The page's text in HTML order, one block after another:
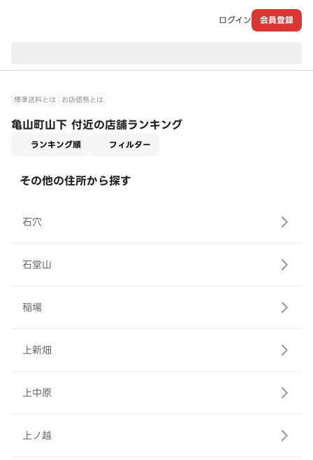
ログイン 会員登録
標準送料とは お店価格とは
亀山町山下 付近の店舗ランキング
ランキング順 フィルター
その他の住所から探す
石穴
石堂山
稲場
上新畑
上中原
上ノ越